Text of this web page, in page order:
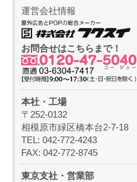
運営会社情報
お問合せはこちらまで！
本社・工場
〒252-0132
相模原市緑区橋本台2-7-18
TEL: 042-772-4243
FAX: 042-772-8745
東京支社・営業部